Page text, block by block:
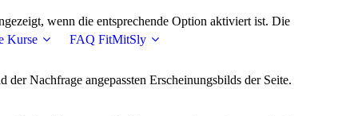
Kurse FAQ FitMitSly
wenn die entsprechende Option aktiviert ist. Die
Nachfrage angepassten Erscheinungsbilds der Seite.